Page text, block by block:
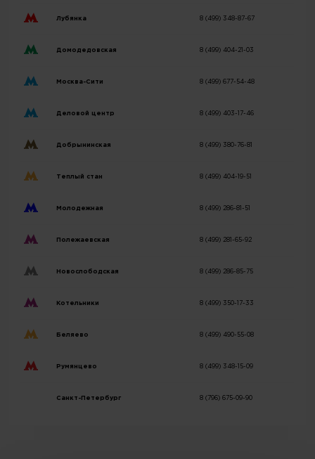
Лубянка 8 (499) 348-87-67
Домодедовская 8 (499) 404-21-03
Москва-Сити 8 (499) 677-54-48
Деловой центр 8 (499) 403-17-46
Добрынинская 8 (499) 380-76-81
Теплый стан 8 (499) 404-19-51
Молодежная 8 (499) 286-81-51
Полежаевская 8 (499) 281-65-92
Новослободская 8 (499) 286-85-75
Котельники 8 (499) 350-17-33
Беляево 8 (499) 490-55-08
Румянцево 8 (499) 348-15-09
Санкт-Петербург 8 (796) 675-09-90